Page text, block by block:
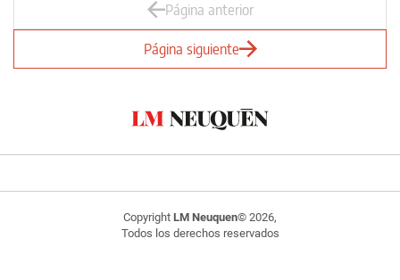
Página anterior
Página siguiente
Copyright LM Neuquen© 2026,
Todos los derechos reservados